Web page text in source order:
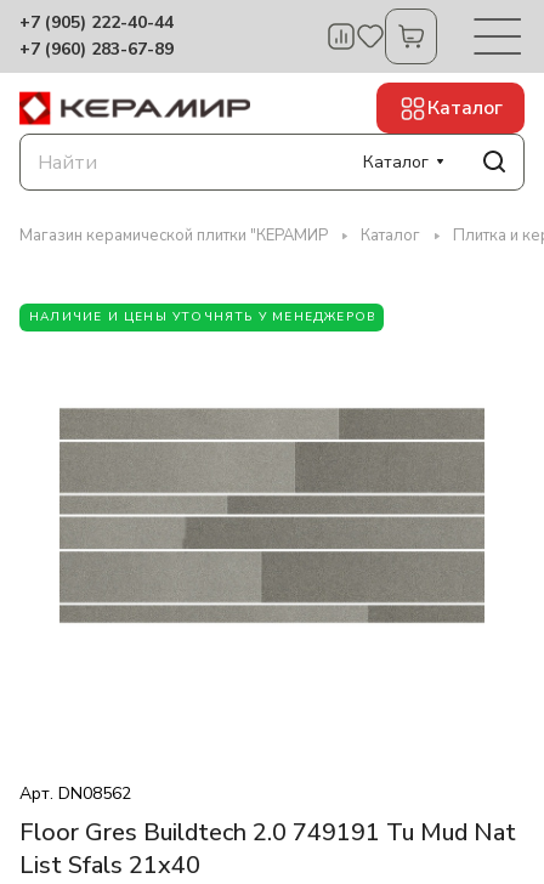
+7 (905) 222-40-44
+7 (960) 283-67-89
Каталог
Каталог
Магазин керамической плитки "КЕРАМИР Каталог Плитка и
НАЛИЧИЕ И ЦЕНЫ УТОЧНЯТЬ У МЕНЕДЖЕРОВ
Арт. DN08562
Floor Gres Buildtech 2.0 749191 Tu Mud Nat
List Sfals 21x40